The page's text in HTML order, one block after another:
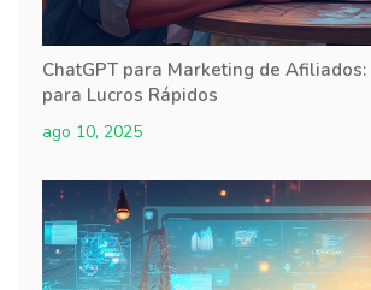
ChatGPT para Marketing de Afiliados:
para Lucros Rápidos
ago 10, 2025